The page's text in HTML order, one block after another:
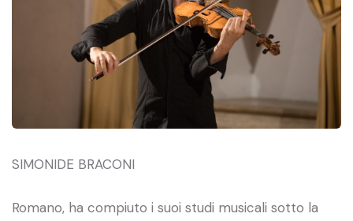
SIMONIDE BRACONI
Romano, ha compiuto i suoi studi musicali sotto la